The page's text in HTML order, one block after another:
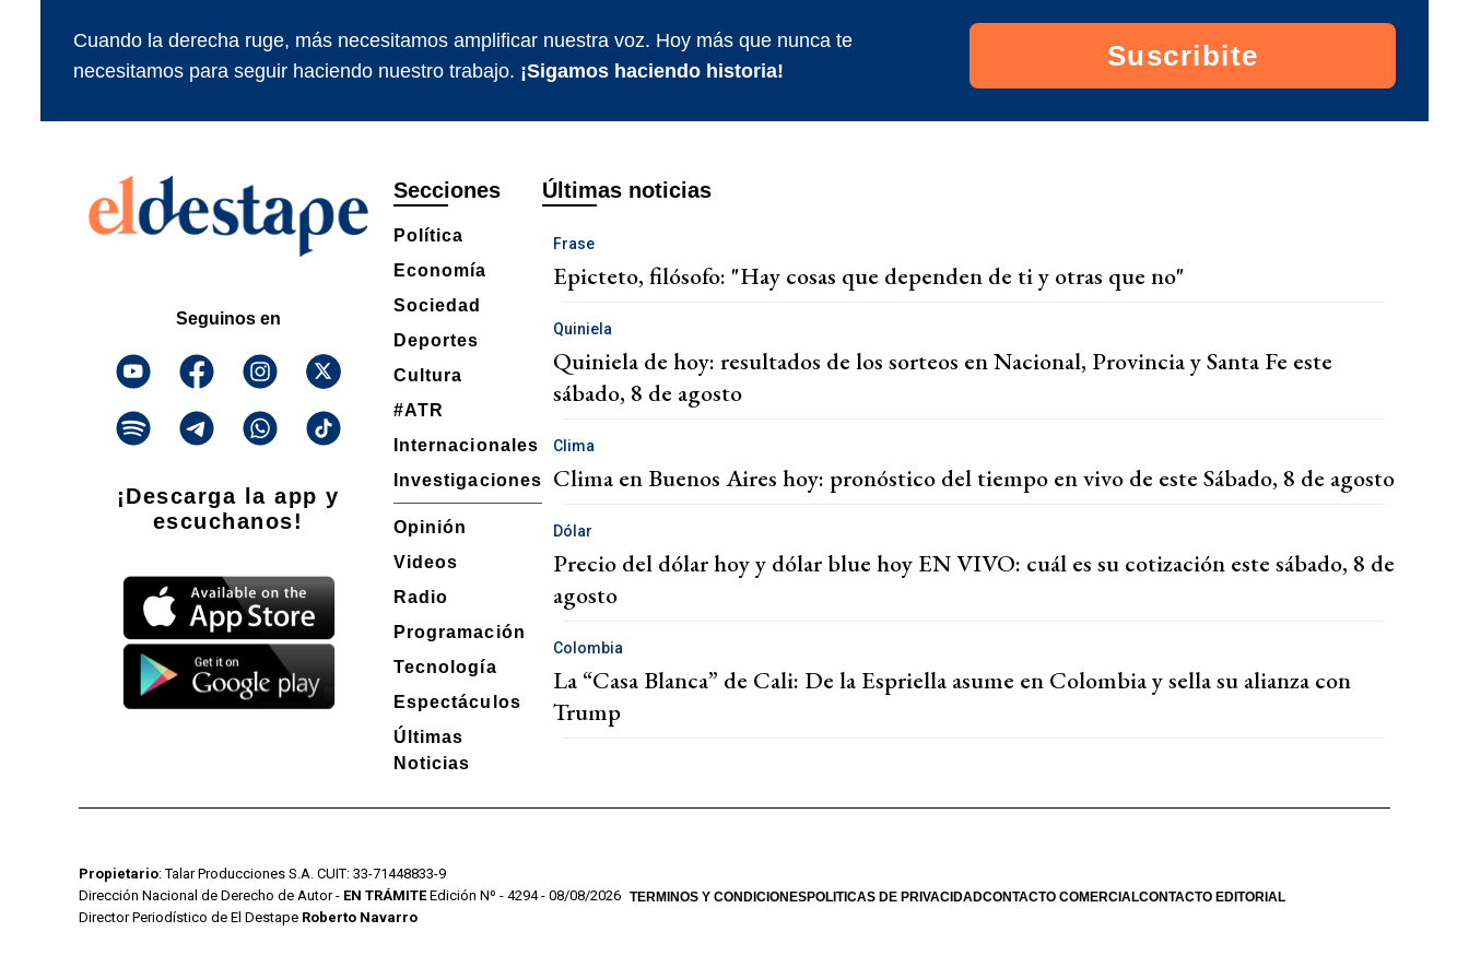
Cuando la derecha ruge, más necesitamos amplificar nuestra voz. Hoy más que nunca te
necesitamos para seguir haciendo nuestro trabajo. ¡Sigamos haciendo historia! Suscribite
Seguinos en
¡Descarga la app y
escuchanos!
Secciones
Política
Economía
Sociedad
Deportes
Cultura
#ATR
Internacionales
Investigaciones
Opinión
Videos
Radio
Programación
Tecnología
Espectáculos
Últimas
Noticias
Últimas noticias
Frase
Epicteto, filósofo: "Hay cosas que dependen de ti y otras que no"
Quiniela
Quiniela de hoy: resultados de los sorteos en Nacional, Provincia y Santa Fe este
sábado, 8 de agosto
Clima
Clima en Buenos Aires hoy: pronóstico del tiempo en vivo de este Sábado, 8 de agosto
Dólar
Precio del dólar hoy y dólar blue hoy EN VIVO: cuál es su cotización este sábado, 8 de
agosto
Colombia
La “Casa Blanca” de Cali: De la Espriella asume en Colombia y sella su alianza con
Trump
Propietario: Talar Producciones S.A. CUIT: 33-71448833-9
Dirección Nacional de Derecho de Autor - EN TRÁMITE Edición Nº - 4294 - 08/08/2026
Director Periodístico de El Destape Roberto Navarro
TERMINOS Y CONDICIONESPOLITICAS DE PRIVACIDADCONTACTO COMERCIALCONTACTO EDITORIAL